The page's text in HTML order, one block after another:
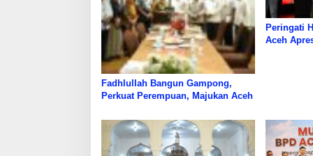
Fadhlullah Bangun Gampong,
Perkuat Perempuan, Majukan Aceh
Peringati
Aceh